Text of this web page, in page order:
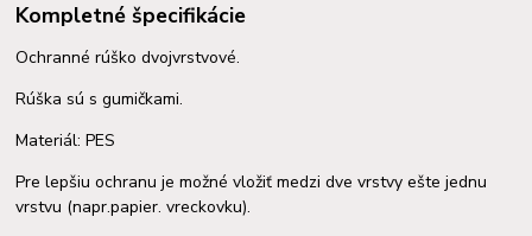
Kompletné špecifikácie
Ochranné rúško dvojvrstvové.
Rúška sú s gumičkami.
Materiál: PES
Pre lepšiu ochranu je možné vložiť medzi dve vrstvy ešte jednu
vrstvu (napr.papier. vreckovku).